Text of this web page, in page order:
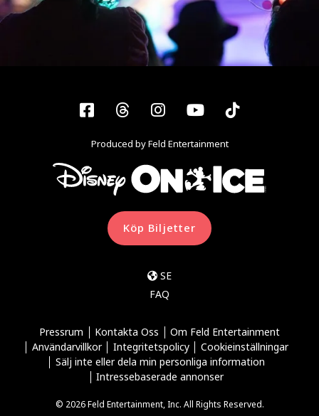
Facebook
ThreadsInstagram
YouTubeTiktok
Produced by Feld Entertainment
Köp Biljetter
SE
FAQ
Pressrum Kontakta Oss
Om Feld Entertainment
Användarvillkor
Integritetspolicy
Cookieinställningar
Sälj inte eller dela min personliga information
Intressebaserade annonser
© 2026 Feld Entertainment, Inc. All Rights Reserved.